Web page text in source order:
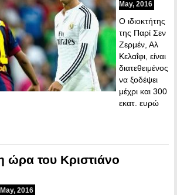
May, 2016
Ο ιδιοκτήτης
της Παρί Σεν
Ζερμέν, Αλ
Κελαΐφι, είναι
διατεθειμένος
να ξοδέψει
μέχρι και 300
εκατ. ευρώ
ώρα του Κριστιάνο
2016